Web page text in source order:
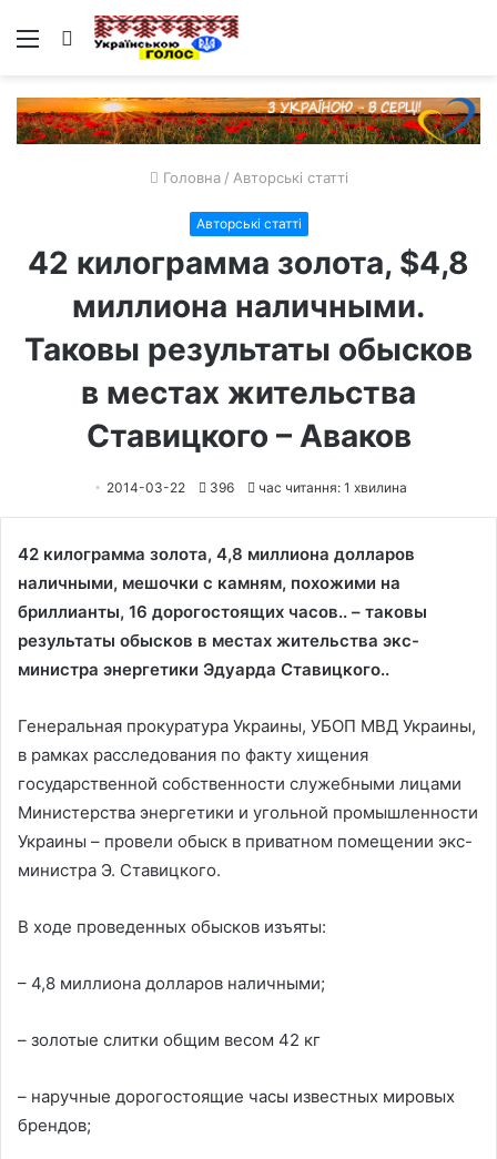
Меню Пошук
Головна / Авторські статті
Авторські статті
42 килограмма золота, $4,8
миллиона наличными.
Таковы результаты обысков
в местах жительства
Ставицкого – Аваков
2014-03-22 396 час читання: 1 хвилина
42 килограмма золота, 4,8 миллиона долларов
наличными, мешочки с камням, похожими на
бриллианты, 16 дорогостоящих часов.. – таковы
результаты обысков в местах жительства экс-
министра энергетики Эдуарда Ставицкого..
Генеральная прокуратура Украины, УБОП МВД Украины,
в рамках расследования по факту хищения
государственной собственности служебными лицами
Министерства энергетики и угольной промышленности
Украины – провели обыск в приватном помещении экс-
министра Э. Ставицкого.
В ходе проведенных обысков изъяты:
– 4,8 миллиона долларов наличными;
– золотые слитки общим весом 42 кг
– наручные дорогостоящие часы известных мировых
брендов;